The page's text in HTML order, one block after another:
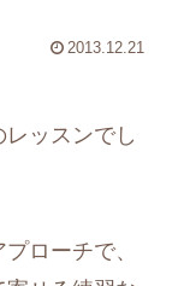
2013.12.21
ッスンでし
ローチで、